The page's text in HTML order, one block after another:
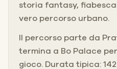
storia fantasy, fiabesca
vero percorso urbano.
Il percorso parte da
termina a Bo Palace
gioco. Durata tipica: